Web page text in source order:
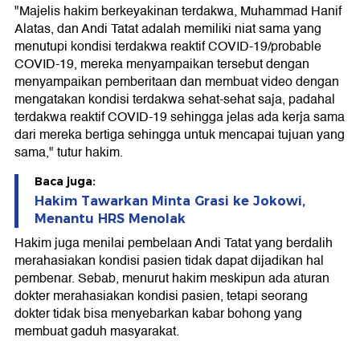
"Majelis hakim berkeyakinan terdakwa, Muhammad Hanif
Alatas, dan Andi Tatat adalah memiliki niat sama yang
menutupi kondisi terdakwa reaktif COVID-19/probable
COVID-19, mereka menyampaikan tersebut dengan
menyampaikan pemberitaan dan membuat video dengan
mengatakan kondisi terdakwa sehat-sehat saja, padahal
terdakwa reaktif COVID-19 sehingga jelas ada kerja sama
dari mereka bertiga sehingga untuk mencapai tujuan yang
sama," tutur hakim.
Baca juga:
Hakim Tawarkan Minta Grasi ke Jokowi,
Menantu HRS Menolak
Hakim juga menilai pembelaan Andi Tatat yang berdalih
merahasiakan kondisi pasien tidak dapat dijadikan hal
pembenar. Sebab, menurut hakim meskipun ada aturan
dokter merahasiakan kondisi pasien, tetapi seorang
dokter tidak bisa menyebarkan kabar bohong yang
membuat gaduh masyarakat.